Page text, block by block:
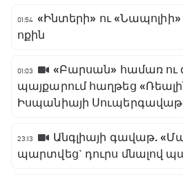
01:54 «Ինտերի» ու
ոքին
01:03
«Բարսան» համառ ու
պայքարում հաղթեց
Իսպանիայի
23:13
Անգլիայի գավաթ.
պարտվեց` դուրս մնալով